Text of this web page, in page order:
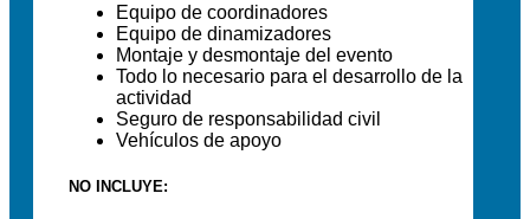
Equipo de coordinadores
Equipo de dinamizadores
Montaje y desmontaje del evento
Todo lo necesario para el desarrollo de la
actividad
Seguro de responsabilidad civil
Vehículos de apoyo
NO INCLUYE: